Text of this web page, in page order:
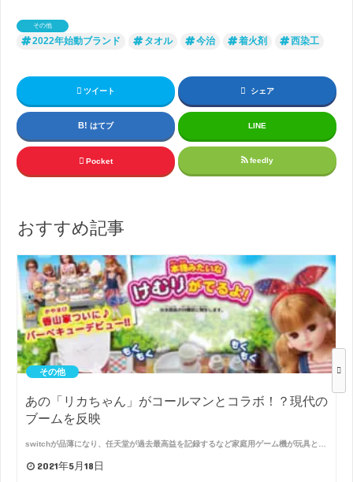
その他
2022年始動ブランド タオル 今治 着火剤 西染工
ツイート シェア
はてブ LINE
Pocket feedly
おすすめ記事
その他
あの「リカちゃん」がコールマンとコラボ！？現代の
ブームを反映
switchが品薄になり、任天堂が過去最高益を記録するなど家庭用ゲーム機が玩具と…
2021年5月18日